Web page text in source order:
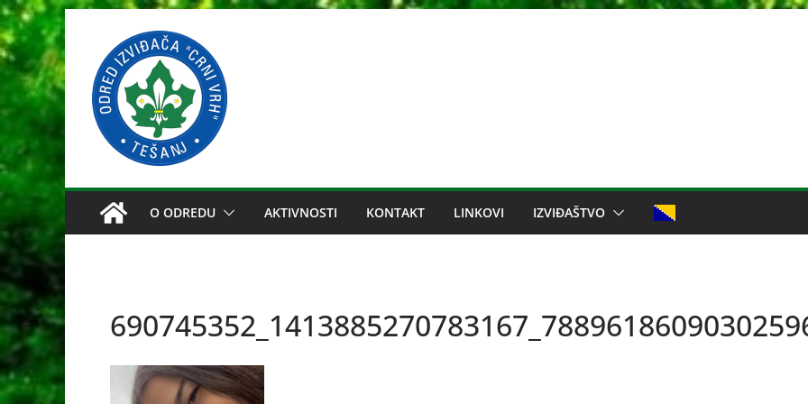
Skip
to
content
O ODREDU AKTIVNOSTI KONTAKT LINKOVI IZVIĐAŠTVO